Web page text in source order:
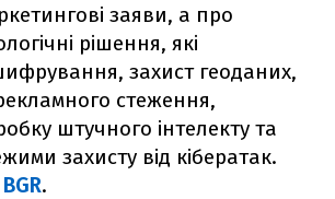
заяви, а про
рішення, які
захист геоданих,
стеження,
штучного інтелекту та
захисту від кібератак.
BGR.